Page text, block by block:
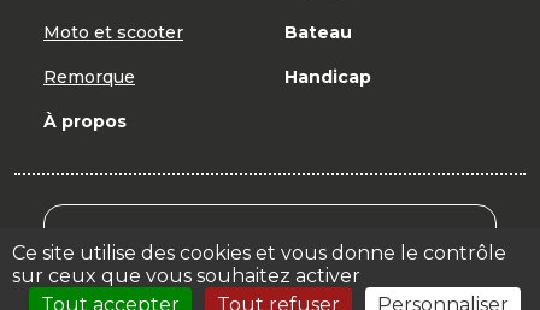
Ce site utilise des cookies et vous donne le contrôle
sur ceux que vous souhaitez activer
Tout accepter
Tout refuser Personnaliser
Moto et scooter Bateau
Remorque Handicap
À propos
Votre espace